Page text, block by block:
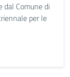
dal Comune di
per le